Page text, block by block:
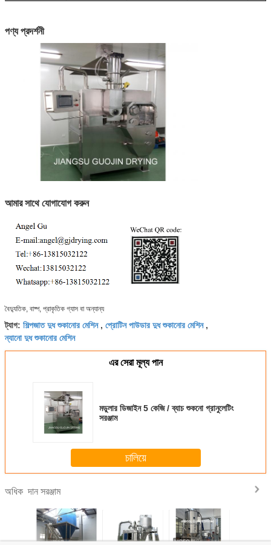
পণ্য প্রদর্শনী
আমার সাথে যোগাযোগ করুন
বৈদ্যুতিক, বাষ্প, প্রাকৃতিক গ্যাস বা অন্যান্য
ট্যাগ: শিল্পজাত দুধ শুকানোর মেশিন, প্রোটিন পাউডার দুধ শুকানোর মেশিন,
ন্যানো দুধ শুকানোর মেশিন
এর সেরা মূল্য পান
মডুলার ডিজাইন 5 কেজি / ব্যাচ শুকনো গ্রানুলেটিং
সরঞ্জাম
চালিয়ে
অধিকদান সরঞ্জাম